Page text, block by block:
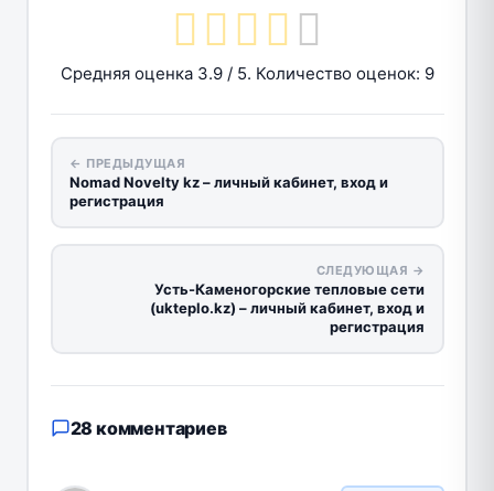
Средняя оценка 3.9/ 5. Количество оценок: 9
← ПРЕДЫДУЩАЯ
Nomad Novelty kz – личный кабинет, вход и
регистрация
СЛЕДУЮЩАЯ →
Усть-Каменогорские тепловые сети
(ukteplo.kz) – личный кабинет, вход и
регистрация
28 комментариев